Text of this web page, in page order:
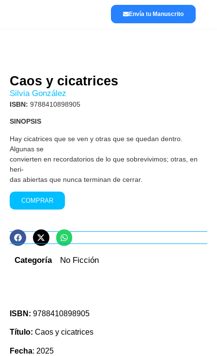
Envía tu Manuscrito
Caos y cicatrices
Silvia González
ISBN: 9788410898905
SINOPSIS
Hay cicatrices que se ven y otras que se quedan dentro.
Algunas se
convierten en recordatorios de lo que sobrevivimos; otras, en
heri-
das abiertas que nunca terminan de cerrar.
COMPRAR
Categoría No Ficción
ISBN: 9788410898905
Título: Caos y cicatrices
Fecha: 2025